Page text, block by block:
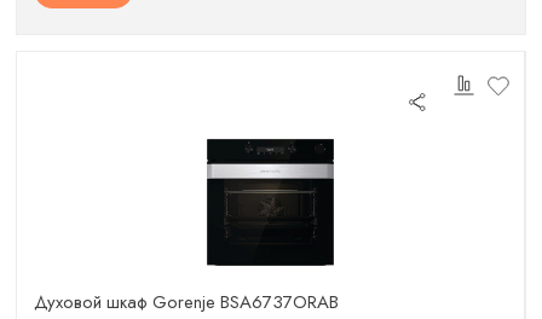
Духовой шкаф Gorenje BSA6737ORAB